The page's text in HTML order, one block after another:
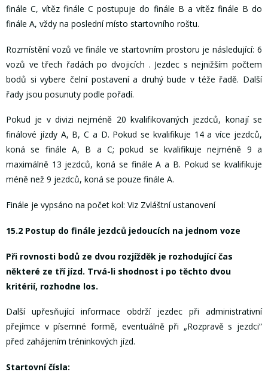
finále C, vítěz finále C postupuje do finále B a vítěz finále B do
finále A, vždy na poslední místo startovního roštu.
Rozmístění vozů ve finále ve startovním prostoru je následující: 6
vozů ve třech řadách po dvojicích . Jezdec s nejnižším počtem
bodů si vybere čelní postavení a druhý bude v téže řadě. Další
řady jsou posunuty podle pořadí.
Pokud je v divizi nejméně 20 kvalifikovaných jezdců, konají se
finálové jízdy A, B, C a D. Pokud se kvalifikuje 14 a více jezdců,
koná se finále A, B a C; pokud se kvalifikuje nejméně 9 a
maximálně 13 jezdců, koná se finále A a B. Pokud se kvalifikuje
méně než 9 jezdců, koná se pouze finále A.
Finále je vypsáno na počet kol: Viz Zvláštní ustanovení
15.2 Postup do finále jezdců jedoucích na jednom voze
Při rovnosti bodů ze dvou rozjížděk je rozhodující čas
některé ze tří jízd. Trvá-li shodnost i po těchto dvou
kritérií, rozhodne los.
Další upřesňující informace obdrží jezdec při administrativní
přejímce v písemné formě, eventuálně při „Rozpravě s jezdci“
před zahájením tréninkových jízd.
Startovní čísla: